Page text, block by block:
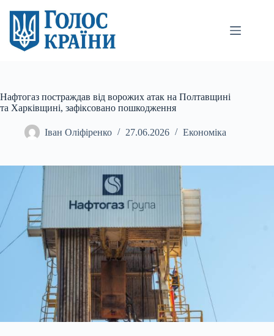
вмісту
Нафтогаз постраждав від ворожих атак на Полтавщині
та Харківщині, зафіксовано пошкодження
Іван Оліфіренко 27.06.2026 Економіка